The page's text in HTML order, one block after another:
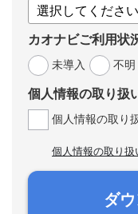
カオナビご利用状
未導入
不明
個人情報の取り扱
個人情報の取り
個人情報の取り扱
ダ